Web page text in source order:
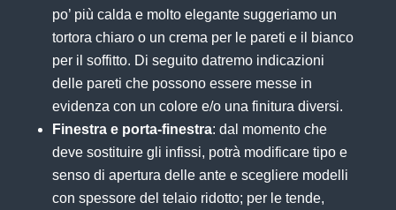
po’ più calda e molto elegante suggeriamo un
tortora chiaro o un crema per le pareti e il bianco
per il soffitto. Di seguito datremo indicazioni
delle pareti che possono essere messe in
evidenza con un colore e/o una finitura diversi.
Finestra e porta-finestra: dal momento che
deve sostituire gli infissi, potrà modificare tipo e
senso di apertura delle ante e scegliere modelli
con spessore del telaio ridotto; per le tende,